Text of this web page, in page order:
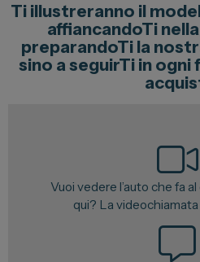
Veicoli Commerciali
Fiat Professional
Citroen
Auto Usate e Km Zero
Ti illustreranno il
affiancandoTi
preparandoTi la
sino a seguirTi in ogni
Vuoi vedere l’auto che fa
qui? La videochiamata